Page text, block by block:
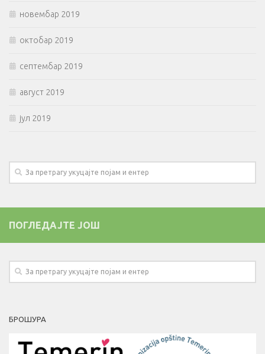
новембар 2019
октобар 2019
септембар 2019
август 2019
јул 2019
ПОГЛЕДАЈТЕ ЈОШ
БРОШУРА